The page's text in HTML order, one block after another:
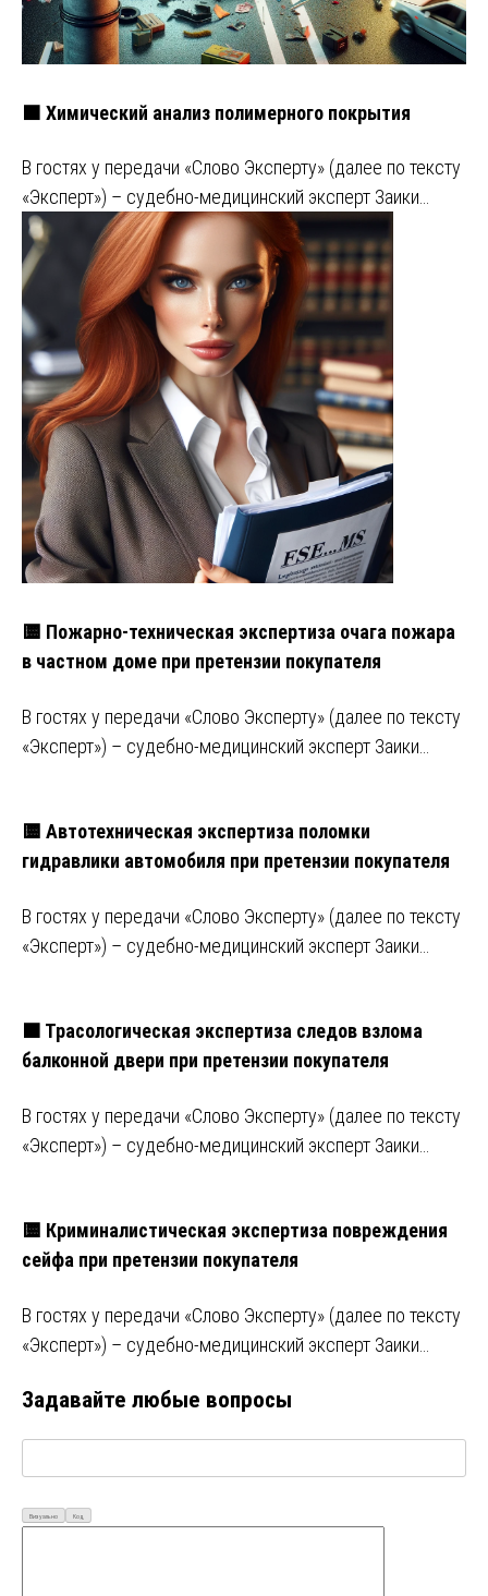
🟧 Химический анализ полимерного покрытия
В гостях у передачи «Слово Эксперту» (далее по тексту
«Эксперт») – судебно-медицинский эксперт Заики…
🟨 Пожарно-техническая экспертиза очага пожара
в частном доме при претензии покупателя
В гостях у передачи «Слово Эксперту» (далее по тексту
«Эксперт») – судебно-медицинский эксперт Заики…
🟨 Автотехническая экспертиза поломки
гидравлики автомобиля при претензии покупателя
В гостях у передачи «Слово Эксперту» (далее по тексту
«Эксперт») – судебно-медицинский эксперт Заики…
🟧 Трасологическая экспертиза следов взлома
балконной двери при претензии покупателя
В гостях у передачи «Слово Эксперту» (далее по тексту
«Эксперт») – судебно-медицинский эксперт Заики…
🟨 Криминалистическая экспертиза повреждения
сейфа при претензии покупателя
В гостях у передачи «Слово Эксперту» (далее по тексту
«Эксперт») – судебно-медицинский эксперт Заики…
Задавайте любые вопросы
Визуально Код